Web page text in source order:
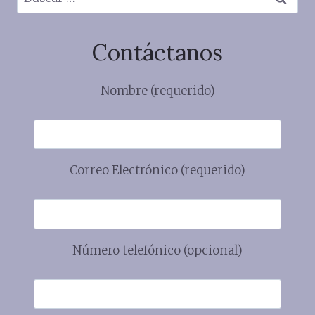
Contáctanos
Nombre (requerido)
Correo Electrónico (requerido)
Número telefónico (opcional)